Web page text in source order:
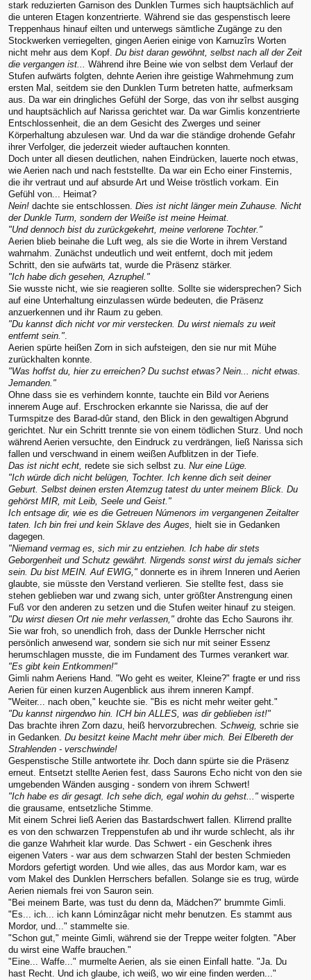
stark reduzierten Garnison des Dunklen Turmes sich hauptsächlich auf
die unteren Etagen konzentrierte. Während sie das gespenstisch leere
Treppenhaus hinauf eilten und unterwegs sämtliche Zugänge zu den
Stockwerken verriegelten, gingen Aerien einige von Karnuzîrs Worten
nicht mehr aus dem Kopf. Du bist daran gewöhnt, selbst nach all der Zeit
die vergangen ist... Während ihre Beine wie von selbst dem Verlauf der
Stufen aufwärts folgten, dehnte Aerien ihre geistige Wahrnehmung zum
ersten Mal, seitdem sie den Dunklen Turm betreten hatte, aufmerksam
aus. Da war ein dringliches Gefühl der Sorge, das von ihr selbst ausging
und hauptsächlich auf Narissa gerichtet war. Da war Gimlis konzentrierte
Entschlossenheit, die an dem Gesicht des Zwerges und seiner
Körperhaltung abzulesen war. Und da war die ständige drohende Gefahr
ihrer Verfolger, die jederzeit wieder auftauchen konnten.
Doch unter all diesen deutlichen, nahen Eindrücken, lauerte noch etwas,
wie Aerien nach und nach feststellte. Da war ein Echo einer Finsternis,
die ihr vertraut und auf absurde Art und Weise tröstlich vorkam. Ein
Gefühl von... Heimat?
Nein! dachte sie entschlossen. Dies ist nicht länger mein Zuhause. Nicht
der Dunkle Turm, sondern der Weiße ist meine Heimat.
"Und dennoch bist du zurückgekehrt, meine verlorene Tochter."
Aerien blieb beinahe die Luft weg, als sie die Worte in ihrem Verstand
wahrnahm. Zunächst undeutlich und weit entfernt, doch mit jedem
Schritt, den sie aufwärts tat, wurde die Präsenz stärker.
"Ich habe dich gesehen, Azruphel."
Sie wusste nicht, wie sie reagieren sollte. Sollte sie widersprechen? Sich
auf eine Unterhaltung einzulassen würde bedeuten, die Präsenz
anzuerkennen und ihr Raum zu geben.
"Du kannst dich nicht vor mir verstecken. Du wirst niemals zu weit
entfernt sein.".
Aerien spürte heißen Zorn in sich aufsteigen, den sie nur mit Mühe
zurückhalten konnte.
"Was hoffst du, hier zu erreichen? Du suchst etwas? Nein... nicht etwas.
Jemanden."
Ohne dass sie es verhindern konnte, tauchte ein Bild vor Aeriens
innerem Auge auf. Erschrocken erkannte sie Narissa, die auf der
Turmspitze des Barad-dûr stand, den Blick in den gewaltigen Abgrund
gerichtet. Nur ein Schritt trennte sie von einem tödlichen Sturz. Und noch
während Aerien versuchte, den Eindruck zu verdrängen, ließ Narissa sich
fallen und verschwand in einem weißen Aufblitzen in der Tiefe.
Das ist nicht echt, redete sie sich selbst zu. Nur eine Lüge.
"Ich würde dich nicht belügen, Tochter. Ich kenne dich seit deiner
Geburt. Selbst deinen ersten Atemzug tatest du unter meinem Blick. Du
gehörst MIR, mit Leib, Seele und Geist."
Ich entsage dir, wie es die Getreuen Númenors im vergangenen Zeitalter
taten. Ich bin frei und kein Sklave des Auges, hielt sie in Gedanken
dagegen.
"Niemand vermag es, sich mir zu entziehen. Ich habe dir stets
Geborgenheit und Schutz gewährt. Nirgends sonst wirst du jemals sicher
sein. Du bist MEIN. Auf EWIG," donnerte es in ihrem Inneren und Aerien
glaubte, sie müsste den Verstand verlieren. Sie stellte fest, dass sie
stehen geblieben war und zwang sich, unter größter Anstrengung einen
Fuß vor den anderen zu setzen und die Stufen weiter hinauf zu steigen.
"Du wirst diesen Ort nie mehr verlassen," drohte das Echo Saurons ihr.
Sie war froh, so unendlich froh, dass der Dunkle Herrscher nicht
persönlich anwesend war, sondern sie sich nur mit seiner Essenz
herumschlagen musste, die im Fundament des Turmes verankert war.
"Es gibt kein Entkommen!"
Gimli nahm Aeriens Hand. "Wo geht es weiter, Kleine?" fragte er und riss
Aerien für einen kurzen Augenblick aus ihrem inneren Kampf.
"Weiter... nach oben," keuchte sie. "Bis es nicht mehr weiter geht."
"Du kannst nirgendwo hin. ICH bin ALLES, was dir geblieben ist!"
Das brachte ihren Zorn dazu, heiß hervorzubrechen. Schweig, schrie sie
in Gedanken. Du besitzt keine Macht mehr über mich. Bei Elbereth der
Strahlenden - verschwinde!
Gespenstische Stille antwortete ihr. Doch dann spürte sie die Präsenz
erneut. Entsetzt stellte Aerien fest, dass Saurons Echo nicht von den sie
umgebenden Wänden ausging - sondern von ihrem Schwert!
"Ich habe es dir gesagt. Ich sehe dich, egal wohin du gehst..." wisperte
die grausame, entsetzliche Stimme.
Mit einem Schrei ließ Aerien das Bastardschwert fallen. Klirrend prallte
es von den schwarzen Treppenstufen ab und ihr wurde schlecht, als ihr
die ganze Wahrheit klar wurde. Das Schwert - ein Geschenk ihres
eigenen Vaters - war aus dem schwarzen Stahl der besten Schmieden
Mordors gefertigt worden. Und wie alles, das aus Mordor kam, war es
vom Makel des Dunklen Herrschers befallen. Solange sie es trug, würde
Aerien niemals frei von Sauron sein.
"Bei meinem Barte, was tust du denn da, Mädchen?" brummte Gimli.
"Es... ich... ich kann Lóminzâgar nicht mehr benutzen. Es stammt aus
Mordor, und..." stammelte sie.
"Schon gut," meinte Gimli, während sie der Treppe weiter folgten. "Aber
du wirst eine Waffe brauchen."
"Eine... Waffe..." murmelte Aerien, als sie einen Einfall hatte. "Ja. Du
hast Recht. Und ich glaube, ich weiß, wo wir eine finden werden..."